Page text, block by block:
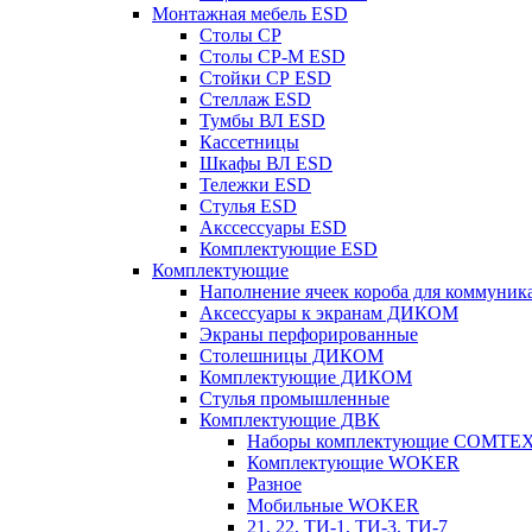
Монтажная мебель ESD
Столы СР
Столы СР-М ESD
Стойки СР ESD
Стеллаж ESD
Тумбы ВЛ ESD
Кассетницы
Шкафы ВЛ ESD
Тележки ESD
Стулья ESD
Акссессуары ESD
Комплектующие ESD
Комплектующие
Наполнение ячеек короба для
Аксессуары к экранам ДИКОМ
Экраны перфорированные
Cтолешницы ДИКОМ
Комплектующие ДИКОМ
Стулья промышленные
Комплектующие ДВК
Наборы комплектующие
Комплектующие WOKER
Разное
Мобильные WOKER
21, 22, ТИ-1, ТИ-3, ТИ-7